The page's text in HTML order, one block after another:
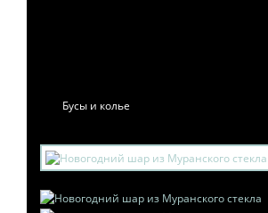
Бусы и колье